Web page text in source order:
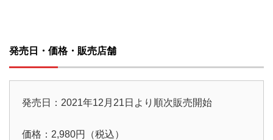
発売日・価格・販売店舗
発売日：2021年12月21日より順次販売開始
価格：2,980円（税込）